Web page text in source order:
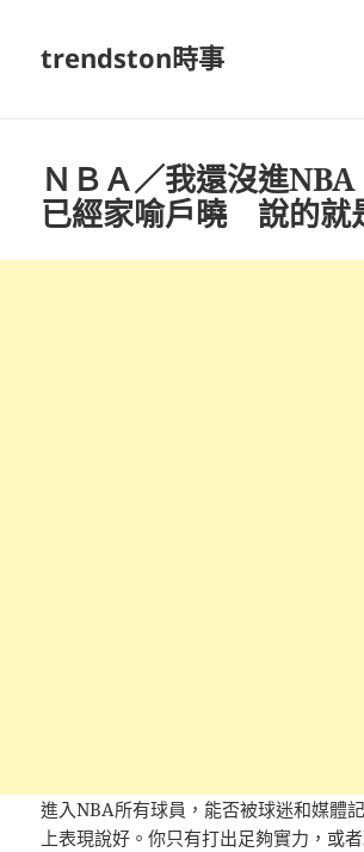
trendston時事
ＮＢＡ／我還沒進
已經家喻戶曉 說的就
進入NBA所有球員，能否被球迷和媒體
上表現說好。你只有打出足夠實力，或